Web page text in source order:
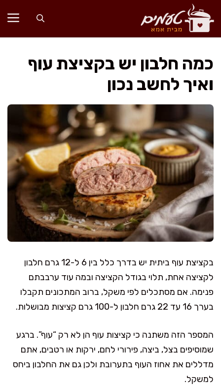
לדלג
לתוכן
כמה חלבון יש בקציצת עוף
ואיך לחשב נכון
בקציצת עוף ביתית יש בדרך כלל בין 6 ל-12 גרם חלבון
לקציצה אחת, תלוי בגודל הקציצה ובמה עוד ערבבתם
פנימה. אם מסתכלים לפי משקל, ברוב המתכונים תקבלו
בערך 16 עד 22 גרם חלבון ל-100 גרם קציצות מבושלות.
המספר הזה משתנה כי קציצות עוף הן לא רק “עוף”. ברגע
שמוסיפים בצל, ביצה, פירורי לחם, ירקות או רטבים, אתם
מדללים את אחוז העוף בתערובת ולכן גם את החלבון ביחס
למשקל.